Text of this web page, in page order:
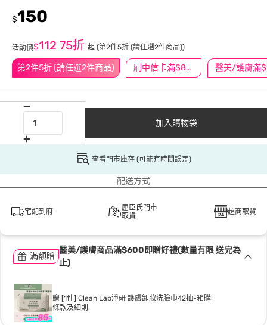
第2件5折 (請任選2件商品) 刷中信卡滿$888送3萬點
$150
活動價$112 75折 起 (第2件5折 (請任選2件商品))
加入購物袋
查看門市庫存 (可能有時間誤差)
配送方式
宅配到府
屈臣氏門市
取貨
超商取貨
滿額贈
醫美/護膚商品滿$600即贈好禮(數量有限 送完為
止)
贈 [1件] Clean Lab淨研 護膚卸妝洗臉巾42抽-箱購
條款及細則